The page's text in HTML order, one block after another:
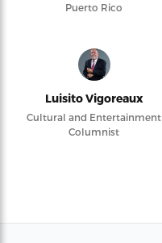
Puerto Rico
Luisito Vigoreaux
Cultural and Entertainment
Columnist